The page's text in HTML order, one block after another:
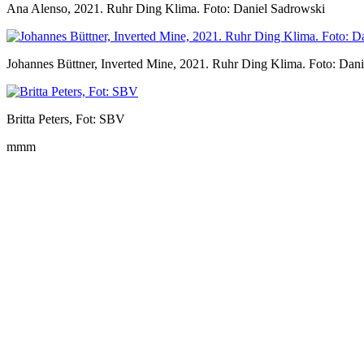
Ana Alenso, 2021. Ruhr Ding Klima. Foto: Daniel Sadrowski
Johannes Büttner, Inverted Mine, 2021. Ruhr Ding Klima. Foto:
Britta Peters, Fot: SBV
mmm